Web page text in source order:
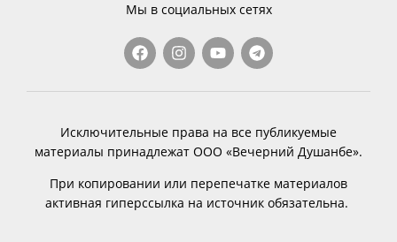
Мы в социальных сетях
Исключительные права на все публикуемые
материалы принадлежат ООО «Вечерний Душанбе».
При копировании или перепечатке материалов
активная гиперссылка на источник обязательна.